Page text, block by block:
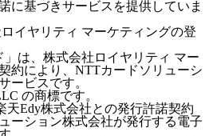
に基づきサービスを提供していま
イヤリティ マーケティングの登
は、株式会社ロイヤリティ マー
約により、NTTカードソリューシ
ービスです。
の商標です。
Edy株式会社との発行許諾契約
ーション株式会社が発行する電子